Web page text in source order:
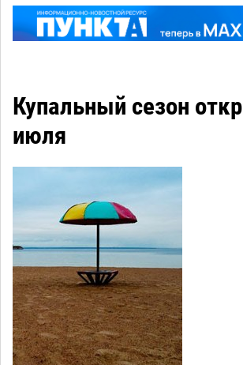
Купальный сезон
июля